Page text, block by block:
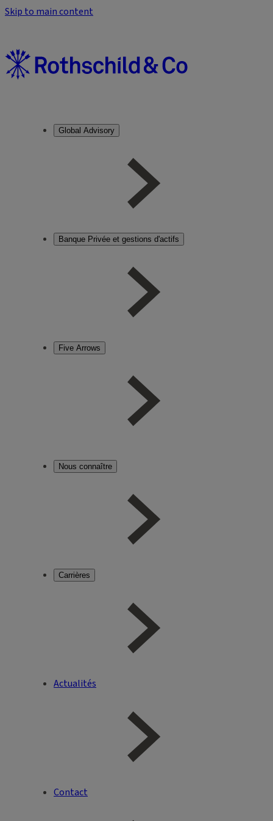
Skip to main content
Global Advisory
Banque Privée et gestions d'actifs
Five Arrows
Nous connaître
Carrières
Actualités
Contact